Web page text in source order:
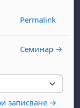
Permalink
Семинар →
записване →